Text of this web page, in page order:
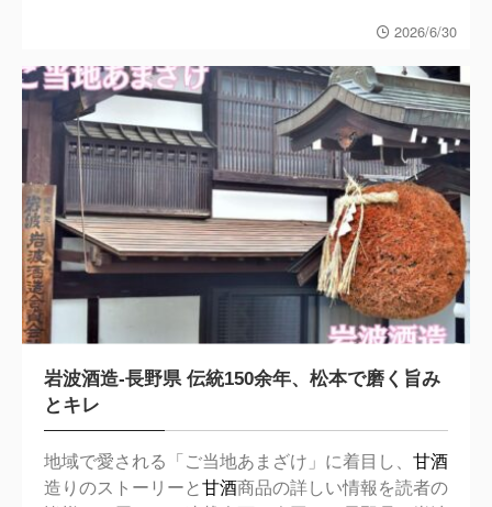
2026/6/30
岩波酒造-長野県 伝統150余年、松本で磨く旨み
とキレ
地域で愛される「ご当地あまざけ」に着目し、 甘酒
造りのストーリーと甘酒商品の詳しい情報を読者の